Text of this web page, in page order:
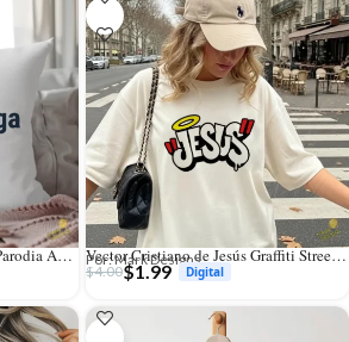
Vector Alpha Omega Estilo Parodia Amazon para Sublimación Vector Cristiano de Jesús Graffiti Street Art para Sublimación y Streetwear
Por: Mark Designs
$4.00$1.99